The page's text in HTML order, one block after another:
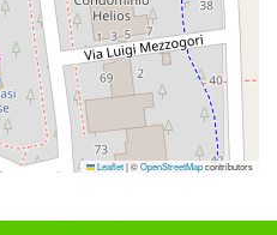
Leaflet|©OpenStreetMapcontributors